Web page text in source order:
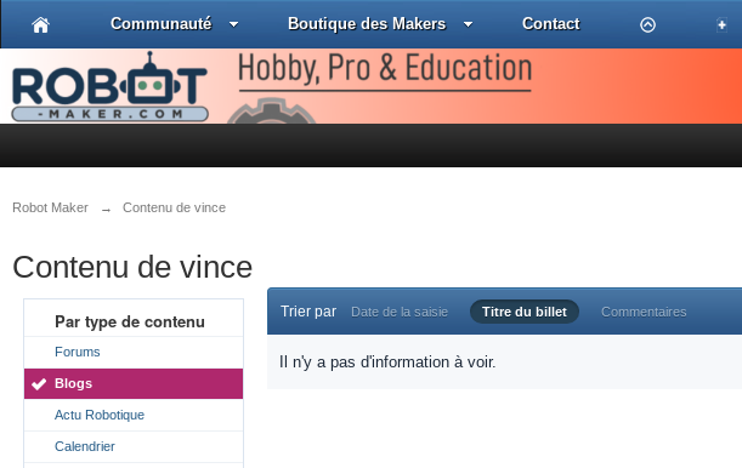
Communauté Boutique des Makers Contact
Robot Maker → Contenu de vince
Contenu de vince
Par type de contenu
Forums
Blogs
Actu Robotique
Calendrier
Trier par Date de la saisie Titre du billet Commentaires
Il n'y a pas d'information à voir.